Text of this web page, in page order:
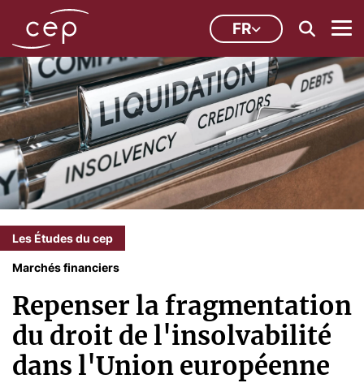
FR
Les Études du cep
Marchés financiers
Repenser la fragmentation
du droit de l'insolvabilité
dans l'Union européenne